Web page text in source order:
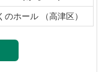
ホール （高津区）